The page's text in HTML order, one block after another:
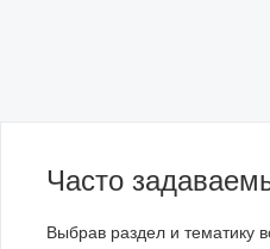
Часто
Выбрав раздел и тематику